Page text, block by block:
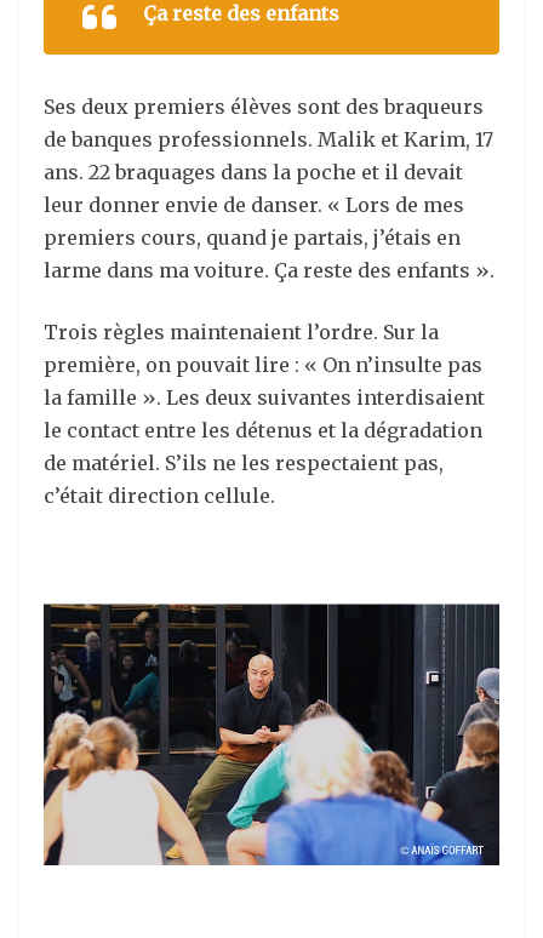
Ça reste des enfants
Ses deux premiers élèves sont des braqueurs
de banques professionnels. Malik et Karim, 17
ans. 22 braquages dans la poche et il devait
leur donner envie de danser. « Lors de mes
premiers cours, quand je partais, j’étais en
larme dans ma voiture. Ça reste des enfants ».
Trois règles maintenaient l’ordre. Sur la
première, on pouvait lire : « On n’insulte pas
la famille ». Les deux suivantes interdisaient
le contact entre les détenus et la dégradation
de matériel. S’ils ne les respectaient pas,
c’était direction cellule.